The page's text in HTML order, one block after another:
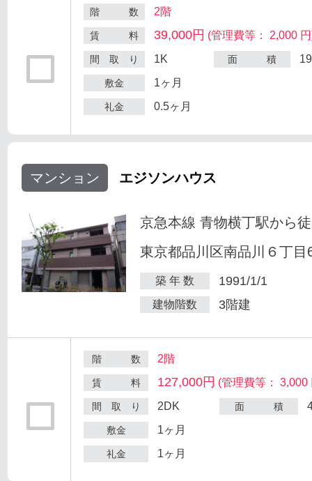
階 数 2階
賃 料 39,000円 (管理費等： 2,000
間 取 り 1K 面 積
敷金 1ヶ月
礼金 0.5ヶ月
マンション エジソンハウス
京急本線 青物横丁駅から
東京都品川区南品川６丁目
築 年 数 1991/1/1
建物階数 3階建
階 数 2階
賃 料 127,000円 (管理費等： 3,000
間 取 り 2DK 面 積
敷金 1ヶ月
礼金 1ヶ月